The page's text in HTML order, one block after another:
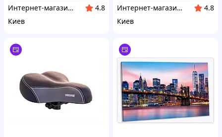
Интернет-магазин "Little Sam"
4.8
Киев
Интернет-магазин "АТМ"
4.8
Киев